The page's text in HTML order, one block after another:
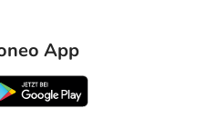
App